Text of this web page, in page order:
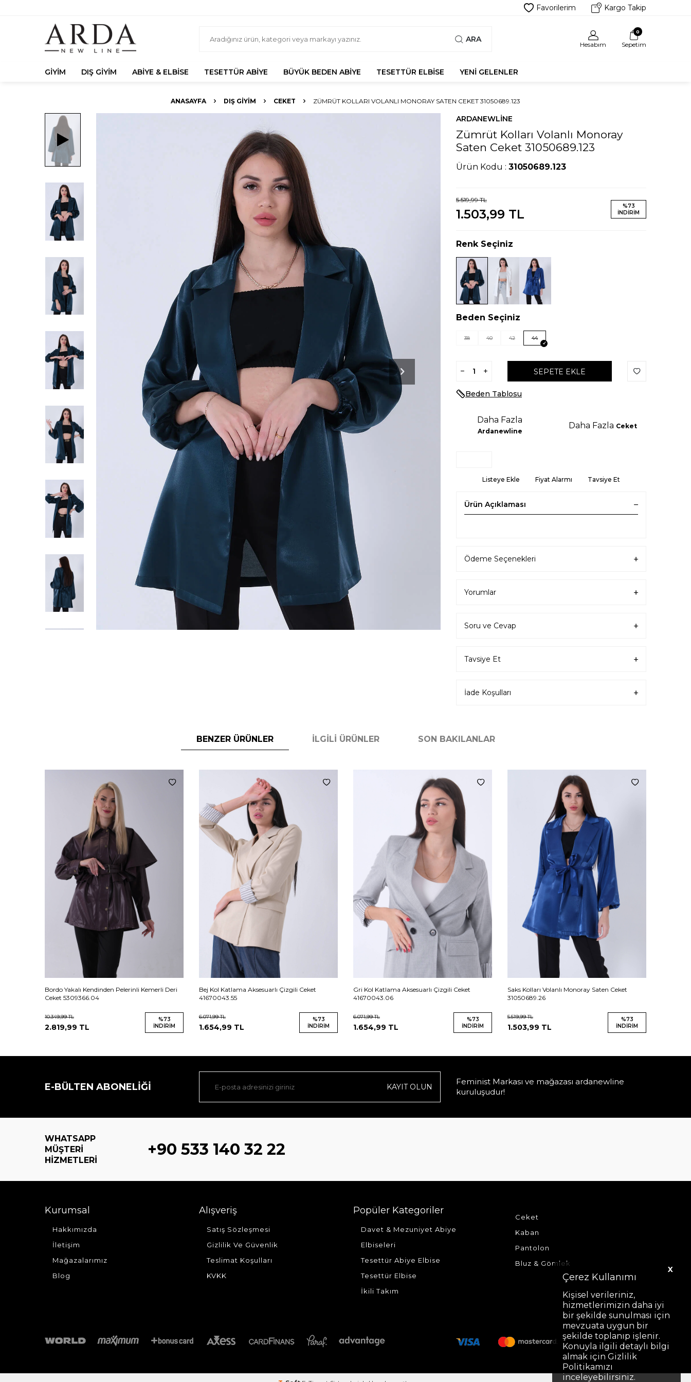
X
Çerez Kullanımı
Kişisel verileriniz,
hizmetlerimizin daha iyi
bir şekilde sunulması için
mevzuata uygun bir
şekilde toplanıp işlenir.
Konuyla ilgili detaylı bilgi
almak için Gizlilik
Politikamızı
inceleyebilirsiniz.
Favorilerim Kargo Takip
ARA
Hesabım
0
Sepetim
GIYIM DIŞ GIYIM ABIYE & ELBISE TESETTÜR ABIYE BÜYÜK BEDEN ABIYE TESETTÜR ELBISE YENI GELENLER
ANASAYFA DIŞ GIYIM CEKET ZÜMRÜT KOLLARI VOLANLI MONORAY SATEN CEKET 31050689.123
ARDANEWLINE
Zümrüt Kolları Volanlı Monoray
Saten Ceket 31050689.123
Ürün Kodu : 31050689.123
5.519,99TL
1.503,99 TL
%73
İNDIRIM
Renk Seçiniz
Beden Seçiniz
38 40 42 44
SEPETE EKLE
Beden Tablosu
Daha Fazla
Ardanewline
Daha Fazla Ceket
Listeye Ekle Fiyat Alarmı Tavsiye Et
Ürün Açıklaması
Ödeme Seçenekleri
Yorumlar
Soru ve Cevap
Tavsiye Et
İade Koşulları
BENZER ÜRÜNLER İLGILI ÜRÜNLER SON BAKILANLAR
Bordo Yakalı Kendinden Pelerinli Kemerli Deri
Ceket 5309366.04
10.349,99TL
2.819,99 TL
%73
İNDIRIM
Bej Kol Katlama Aksesuarlı Çizgili Ceket
41670043.55
6.071,99TL
1.654,99 TL
%73
İNDIRIM
Gri Kol Katlama Aksesuarlı Çizgili Ceket
41670043.06
6.071,99TL
1.654,99 TL
%73
İNDIRIM
Saks Kolları Volanlı Monoray Saten Ceket
31050689.26
5.519,99TL
1.503,99 TL
%73
İNDIRIM
E-BÜLTEN ABONELIĞI KAYIT OLUN
Feminist Markası ve mağazası ardanewline
kuruluşudur!
WHATSAPP
MÜŞTERI
HIZMETLERI
+90 533 140 32 22
Kurumsal
Hakkımızda
İletişim
Mağazalarımız
Blog
Alışveriş
Satış Sözleşmesi
Gizlilik Ve Güvenlik
Teslimat Koşulları
KVKK
Popüler Kategoriler
Davet & Mezuniyet Abiye
Elbiseleri
Tesettür Abiye Elbise
Tesettür Elbise
İkili Takım
Ceket
Kaban
Pantolon
Bluz & Gömlek